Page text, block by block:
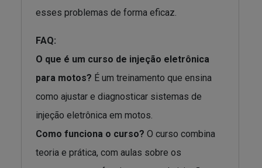
esses problemas de forma eficaz.
FAQ:
O que é um curso de injeção eletrônica
para motos? É um treinamento que ensina
como ajustar e diagnosticar sistemas de
injeção eletrônica em motos.
Como funciona o curso? O curso combina
teoria e prática, com aulas sobre os